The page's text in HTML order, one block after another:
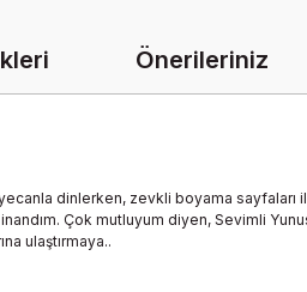
Önerileriniz
dinlerken, zevkli boyama
inandım. Çok mutluyum diyen, Sevimli
ulaştırmaya..